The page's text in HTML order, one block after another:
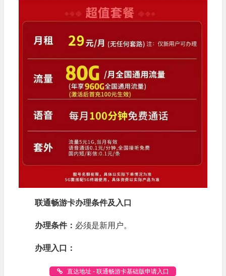
联通畅游卡办理条件及入口
办理条件： 必须是新用户。
办理入口：
直达地址 - 联通畅游卡基础版申请入口